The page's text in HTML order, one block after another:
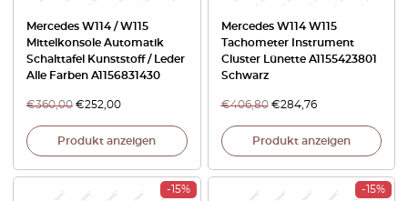
Mercedes W114 / W115
Mittelkonsole Automatik
Schalttafel Kunststoff / Leder
Alle Farben A1156831430
€360,00 €252,00
Produkt anzeigen
Mercedes W114 W115
Tachometer Instrument
Cluster Lünette A1155423801
Schwarz
€406,80 €284,76
Produkt anzeigen
-15% -15%